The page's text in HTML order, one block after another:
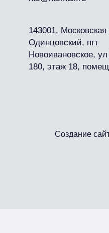
143001, Московская
Одинцовский, пгт
Новоивановское,
180, этаж 18,
Создание